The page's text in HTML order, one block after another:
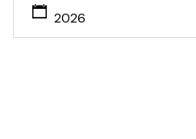
2026